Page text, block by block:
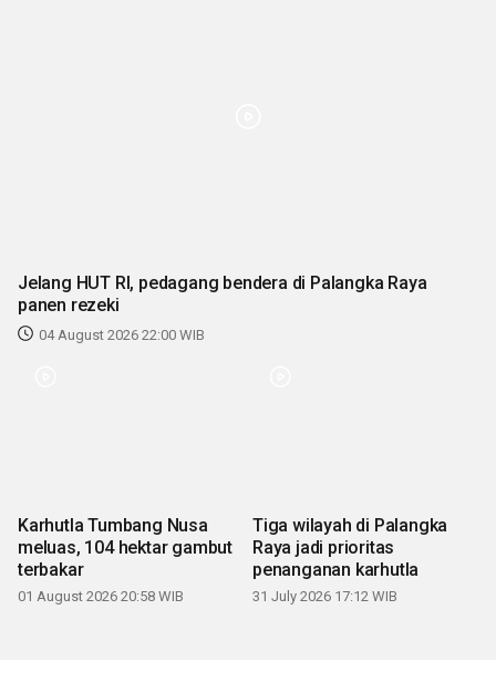
Jelang HUT RI, pedagang bendera di Palangka Raya
panen rezeki
04 August 2026 22:00 WIB
Karhutla Tumbang Nusa
meluas, 104 hektar gambut
terbakar
01 August 2026 20:58 WIB
Tiga wilayah di Palangka
Raya jadi prioritas
penanganan karhutla
31 July 2026 17:12 WIB